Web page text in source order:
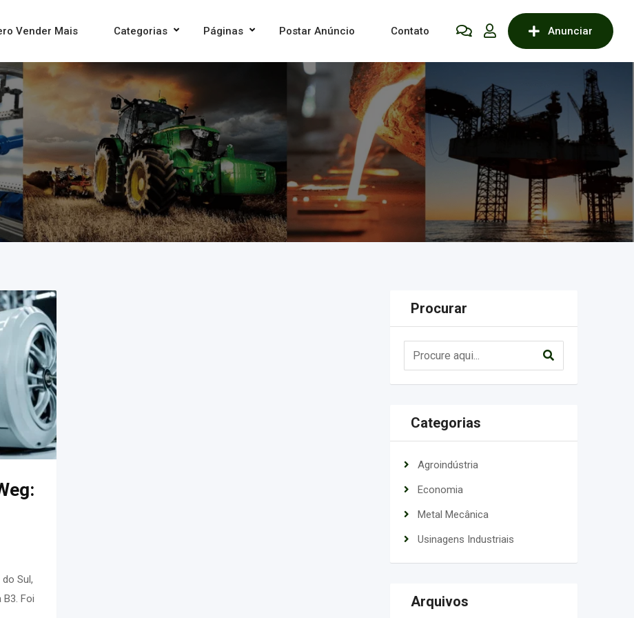
Anunciar
Vender Mais Categorias Páginas Postar Anúncio Contato
Sul,
Foi
Procurar
Categorias
Agroindústria
Economia
Metal Mecânica
Usinagens Industriais
Arquivos